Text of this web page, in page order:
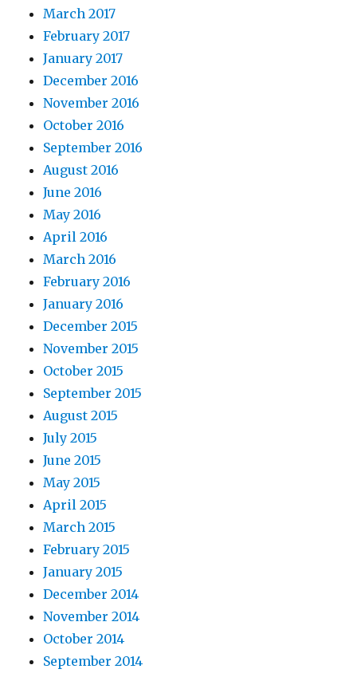
March 2017
February 2017
January 2017
December 2016
November 2016
October 2016
September 2016
August 2016
June 2016
May 2016
April 2016
March 2016
February 2016
January 2016
December 2015
November 2015
October 2015
September 2015
August 2015
July 2015
June 2015
May 2015
April 2015
March 2015
February 2015
January 2015
December 2014
November 2014
October 2014
September 2014